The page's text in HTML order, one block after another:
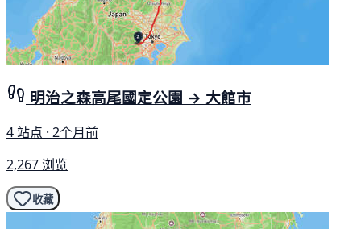
明治之森高尾國定公園 → 大館市
4 站点 · 2个月前
2,267 浏览
收藏